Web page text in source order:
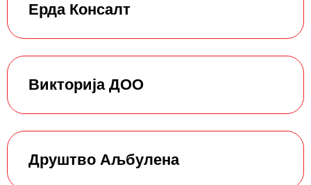
Ерда Консалт
Викторија ДОО
Друштво Аљбулена